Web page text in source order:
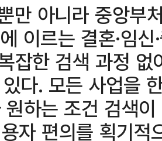
만 아니라 중앙부
이르는 결혼·임신
잡한 검색 과정
다. 모든 사업을
하는 조건 검색
자 편의를 획기적